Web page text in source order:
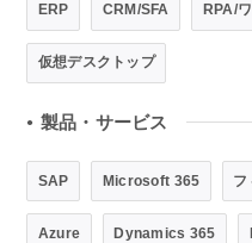
ERP CRM/SFA RPA/
仮想デスクトップ
● 製品・サービス
SAP Microsoft 365 フ
Azure Dynamics 365